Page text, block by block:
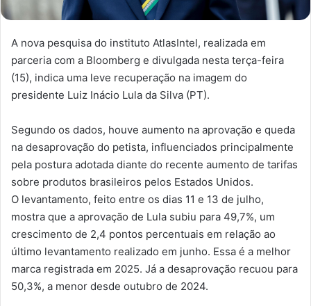
A nova pesquisa do instituto AtlasIntel, realizada em
parceria com a Bloomberg e divulgada nesta terça-feira
(15), indica uma leve recuperação na imagem do
presidente Luiz Inácio Lula da Silva (PT).
Segundo os dados, houve aumento na aprovação e queda
na desaprovação do petista, influenciados principalmente
pela postura adotada diante do recente aumento de tarifas
sobre produtos brasileiros pelos Estados Unidos.
O levantamento, feito entre os dias 11 e 13 de julho,
mostra que a aprovação de Lula subiu para 49,7%, um
crescimento de 2,4 pontos percentuais em relação ao
último levantamento realizado em junho. Essa é a melhor
marca registrada em 2025. Já a desaprovação recuou para
50,3%, a menor desde outubro de 2024.